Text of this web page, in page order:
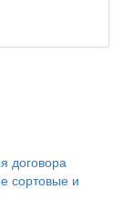
договора
сортовые и